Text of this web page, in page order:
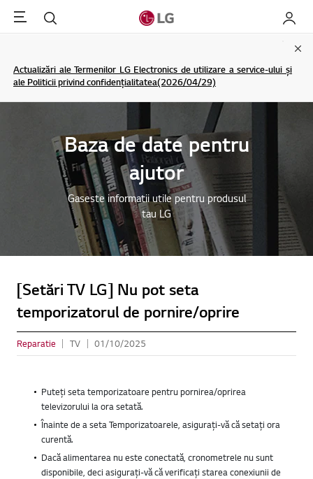
Menu Cautare My LG
Actualizări ale Termenilor LG Electronics de utilizare a service-ului și
ale Politicii privind confidențialitatea(2026/04/29)
Baza de date pentru
ajutor
Gaseste informatii utile pentru produsul
tau LG
[Setări TV LG] Nu pot seta
temporizatorul de pornire/oprire
Reparatie TV 01/10/2025
Puteți seta temporizatoare pentru pornirea/oprirea
televizorului la ora setată.
Înainte de a seta Temporizatoarele, asigurați-vă că setați ora
curentă.
Dacă alimentarea nu este conectată, cronometrele nu sunt
disponibile, deci asigurați-vă că verificați starea conexiunii de